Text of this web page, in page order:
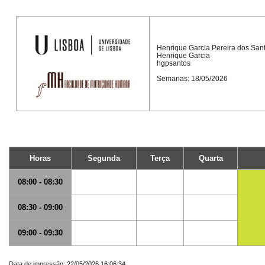
Henrique Garcia Pereira dos
Henrique Garcia
hgpsantos
Semanas: 18/05/2026
Horas Segunda Terça Quarta
08:00 - 08:30
08:30 - 09:00
09:00 - 09:30